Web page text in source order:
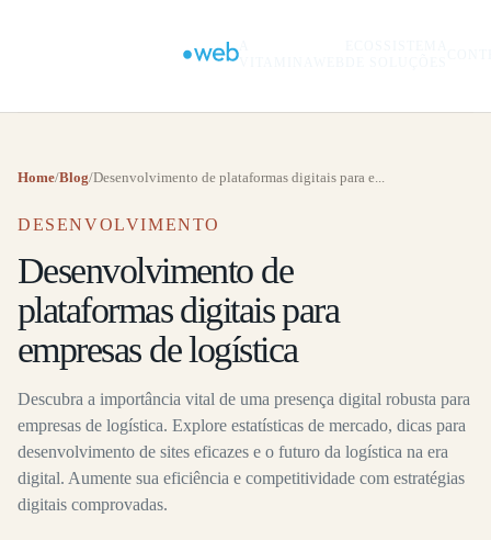
Home/Blog/Desenvolvimento de plataformas digitais para e...
DESENVOLVIMENTO
Desenvolvimento de
plataformas digitais para
empresas de logística
Descubra a importância vital de uma presença digital robusta para
empresas de logística. Explore estatísticas de mercado, dicas para
desenvolvimento de sites eficazes e o futuro da logística na era
digital. Aumente sua eficiência e competitividade com estratégias
digitais comprovadas.